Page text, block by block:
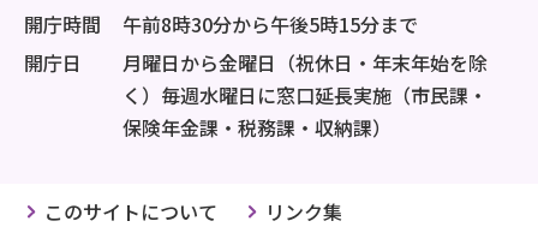
開庁時間
午前8時30分から午後5時15分まで
開庁日
月曜日から金曜日（祝休日・年末年始を除
く）毎週水曜日に窓口延長実施（市民課・
保険年金課・税務課・収納課）
このサイトについて
リンク集